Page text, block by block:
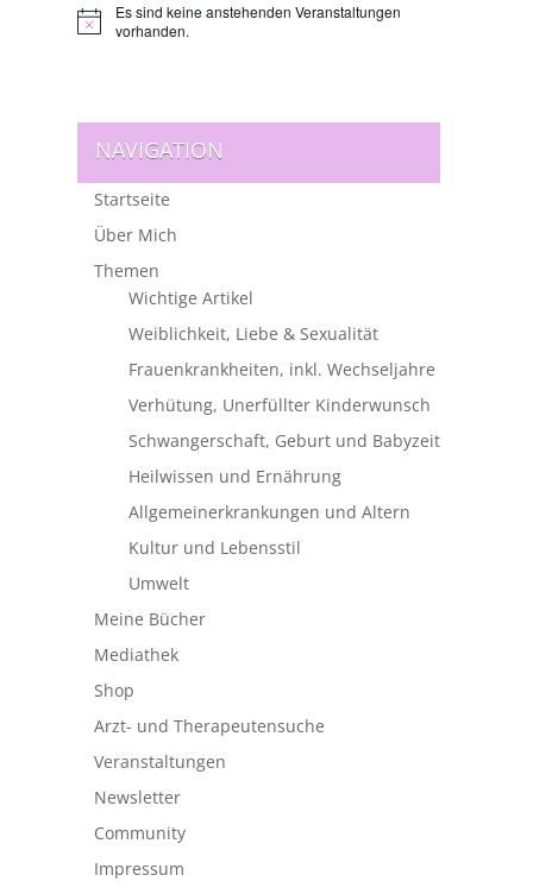
Hinweis
Es sind keine anstehenden Veranstaltungen
vorhanden.
NAVIGATION
Startseite
Über Mich
Themen
Wichtige Artikel
Weiblichkeit, Liebe & Sexualität
Frauenkrankheiten, inkl. Wechseljahre
Verhütung, Unerfüllter Kinderwunsch
Schwangerschaft, Geburt und Babyzeit
Heilwissen und Ernährung
Allgemeinerkrankungen und Altern
Kultur und Lebensstil
Umwelt
Meine Bücher
Mediathek
Shop
Arzt- und Therapeutensuche
Veranstaltungen
Newsletter
Community
Impressum